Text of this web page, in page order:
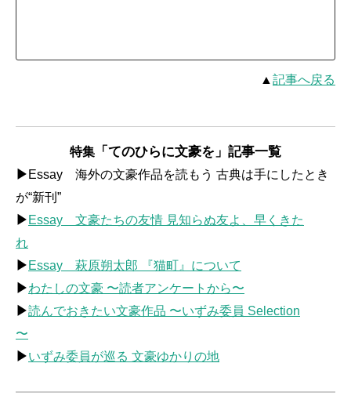
▲ 記事へ戻る
特集 「てのひらに文豪を」記事一覧
▶ Essay 海外の文豪作品を読もう 古典は手にしたとき
が“新刊”
▶ Essay 文豪たちの友情 見知らぬ友よ、早くきた
れ
▶ Essay 萩原朔太郎 『猫町』について
▶わたしの文豪 〜読者アンケートから〜
▶読んでおきたい文豪作品 〜いずみ委員 Selection
〜
▶いずみ委員が巡る 文豪ゆかりの地